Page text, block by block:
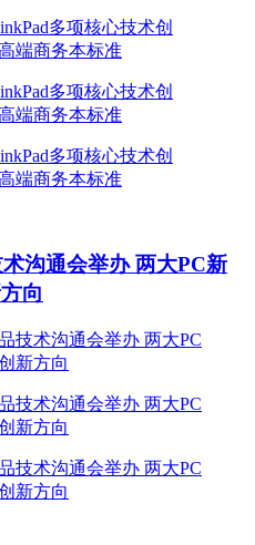
沟通会举办 两大PC新
向